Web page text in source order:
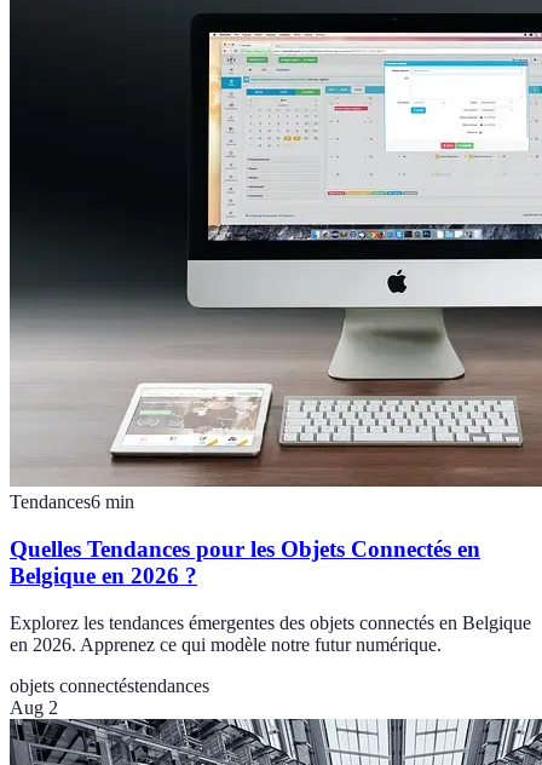
Tendances6 min
Quelles Tendances pour les Objets Connectés en
Belgique en 2026 ?
Explorez les tendances émergentes des objets connectés en Belgique
en 2026. Apprenez ce qui modèle notre futur numérique.
objets connectéstendances
Aug 2